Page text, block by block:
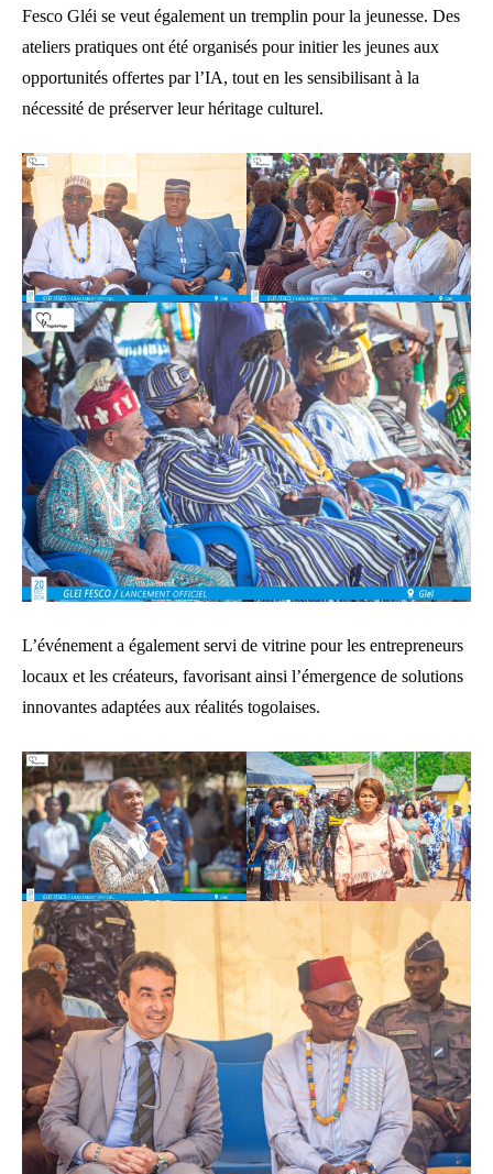
Fesco Gléi se veut également un tremplin pour la jeunesse. Des
ateliers pratiques ont été organisés pour initier les jeunes aux
opportunités offertes par l’IA, tout en les sensibilisant à la
nécessité de préserver leur héritage culturel.
L’événement a également servi de vitrine pour les entrepreneurs
locaux et les créateurs, favorisant ainsi l’émergence de solutions
innovantes adaptées aux réalités togolaises.